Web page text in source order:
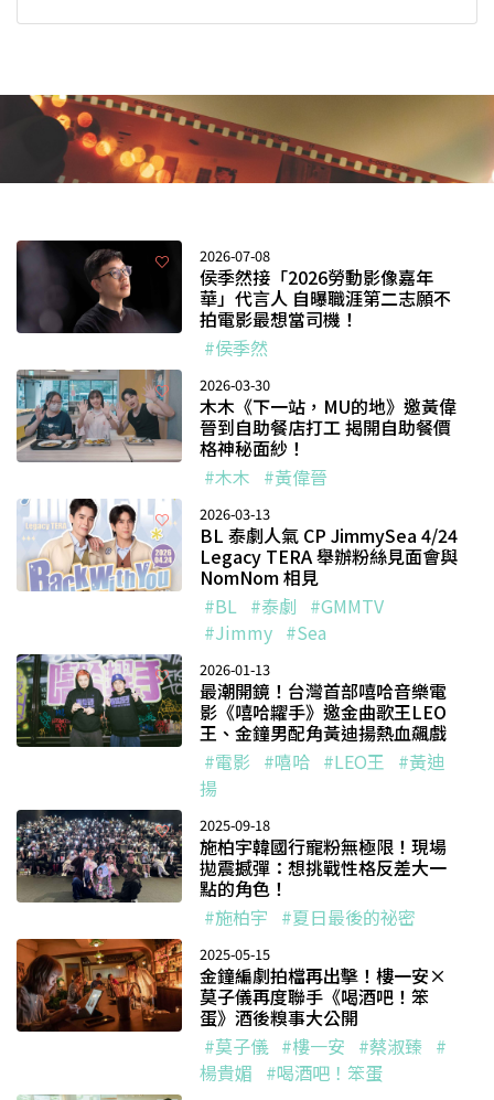
2026-07-08
侯季然接「2026勞動影像嘉年
華」代言人 自曝職涯第二志願不
拍電影最想當司機！
#侯季然
2026-03-30
木木《下一站，MU的地》邀黃偉
晉到自助餐店打工 揭開自助餐價
格神秘面紗！
#木木 #黃偉晉
2026-03-13
BL 泰劇人氣 CP JimmySea 4/24
Legacy TERA 舉辦粉絲見面會與
NomNom 相見
#BL #泰劇 #GMMTV
#Jimmy #Sea
2026-01-13
最潮開鏡！台灣首部嘻哈音樂電
影《嘻哈糶手》邀金曲歌王LEO
王、金鐘男配角黃迪揚熱血飆戲
#電影 #嘻哈 #LEO王 #黃迪
揚
2025-09-18
施柏宇韓國行寵粉無極限！現場
拋震撼彈：想挑戰性格反差大一
點的角色！
#施柏宇 #夏日最後的祕密
2025-05-15
金鐘編劇拍檔再出擊！樓一安×
莫子儀再度聯手《喝酒吧！笨
蛋》酒後糗事大公開
#莫子儀 #樓一安 #蔡淑臻 #
楊貴媚 #喝酒吧！笨蛋